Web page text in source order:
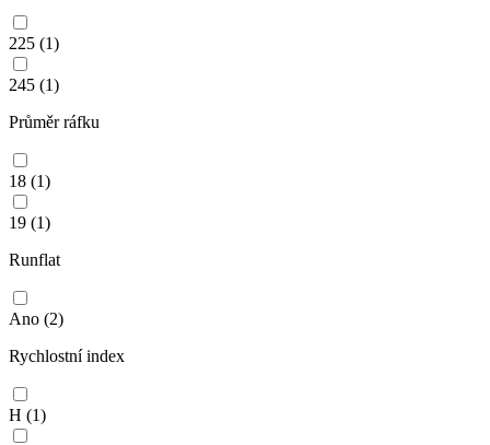
225 (1)
245 (1)
Průměr ráfku
18 (1)
19 (1)
Runflat
Ano (2)
Rychlostní index
H (1)